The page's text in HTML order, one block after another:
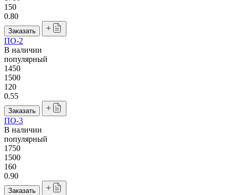
150
0.80
Заказать
ПО-2
В наличии
популярный
1450
1500
120
0.55
Заказать
ПО-3
В наличии
популярный
1750
1500
160
0.90
Заказать